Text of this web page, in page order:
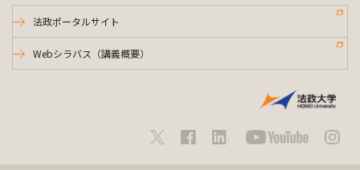
法政ポータルサイト
Webシラバス（講義概要）